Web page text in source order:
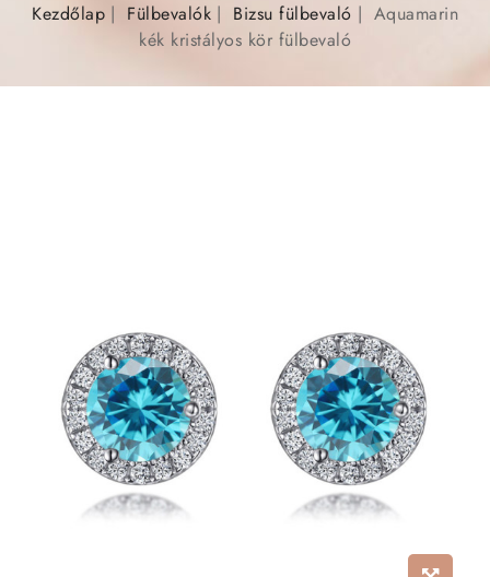
Kezdőlap Fülbevalók Bizsu fülbevaló
Aquamarin
kék kristályos kör fülbevaló